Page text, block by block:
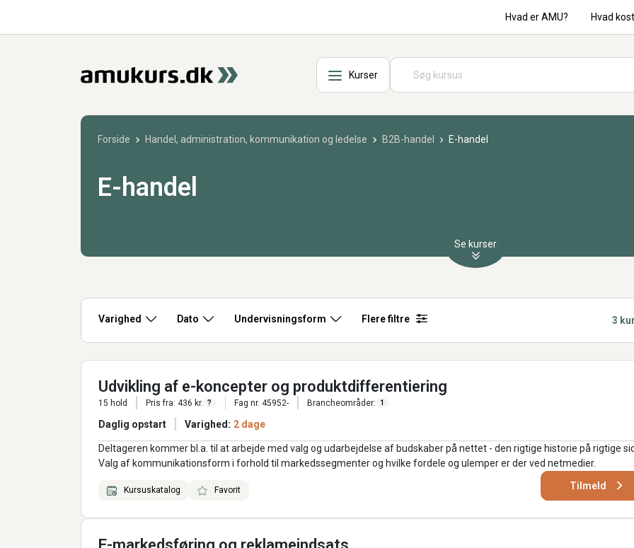
Hvad er AMU? Hvad
Kurser
Forside Handel, administration, kommunikation og ledelse B2B-handel E-handel
E-handel
Se kurser
Varighed Dato Undervisningsform Flere filtre 3
Udvikling af e-koncepter og produktdifferentiering
15 hold Pris fra: 436 kr. ? Fag nr. 45952- Brancheområder: 1
Daglig opstart Varighed: 2 dage
Deltageren kommer bl.a. til at arbejde med valg og udarbejdelse af budskaber på nettet - den rigtige historie på rigtige
Valg af kommunikationsform i forhold til markedssegmenter og hvilke fordele og ulemper er der ved netmedier.
Kursuskatalog Favorit Tilmeld